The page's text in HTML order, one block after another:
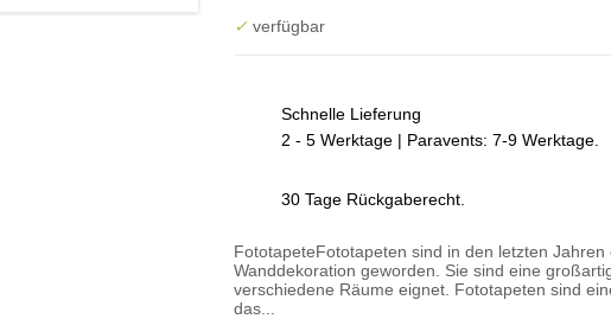
✓ verfügbar
Schnelle Lieferung
2 - 5 Werktage | Paravents: 7-9 Werktage.
30 Tage Rückgaberecht.
FototapeteFototapeten sind in den letzten Jahren
Wanddekoration geworden. Sie sind eine
verschiedene Räume eignet. Fototapeten sind
das...